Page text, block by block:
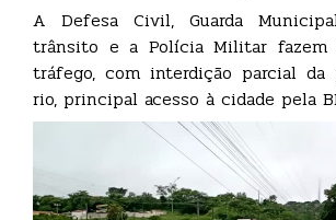
A Defesa Civil, Guarda
trânsito e a Polícia Militar
tráfego, com interdição parcial
rio, principal acesso à cidade pela